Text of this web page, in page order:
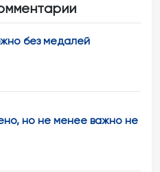
без медалей
но не менее важно не